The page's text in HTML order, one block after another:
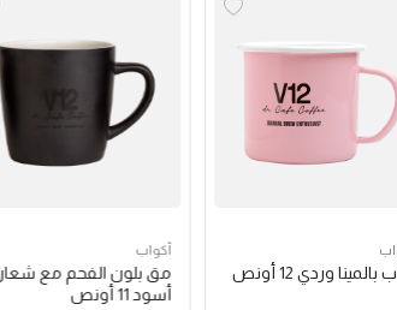
وردي 12 أونص
أكواب
مق بلون الفحم مع شعار
أسود 11 أونص